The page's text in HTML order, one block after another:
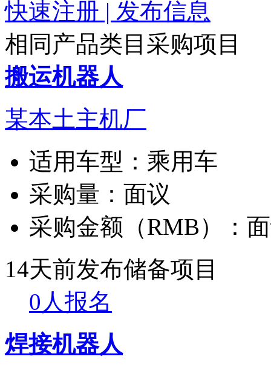
快速注册 | 发布信息
相同产品类目采购项目
搬运机器人
某本土主机厂
适用车型： 乘用车
采购量： 面议
采购金额（RMB）：
14天前发布储备项目
0人报名
焊接机器人